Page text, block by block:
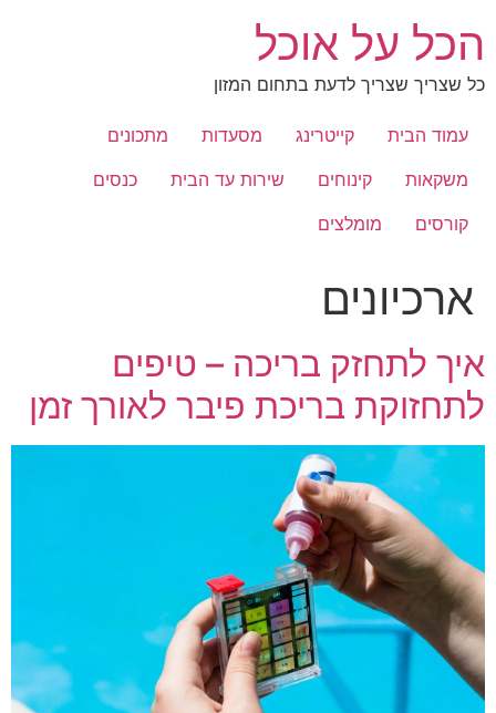
לתוכן
הכל על אוכל
כל שצריך שצריך לדעת בתחום המזון
עמוד הבית קייטרינג מסעדות
מתכונים
משקאות
קינוחים שירות עד הבית
כנסים
קורסים
מומלצים
ארכיונים
איך לתחזק בריכה – טיפים
לתחזוקת בריכת פיבר לאורך זמן